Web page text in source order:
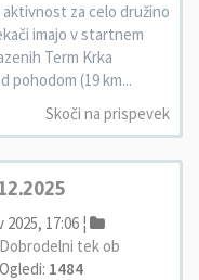
za celo družino
imajo v startnem
Term Krka
pohodom (19 km...
Skoči na prispevek
2025, 17:06 ¦
Dobrodelni tek ob
Ogledi: 1484